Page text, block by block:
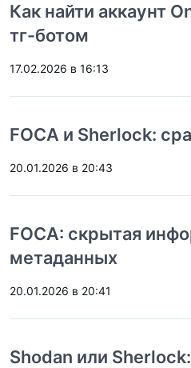
Как найти аккаунт
тг-ботом
17.02.2026 в 16:13
FOCA и Sherlock:
20.01.2026 в 20:43
FOCA: скрытая
метаданных
20.01.2026 в 20:41
Shodan или